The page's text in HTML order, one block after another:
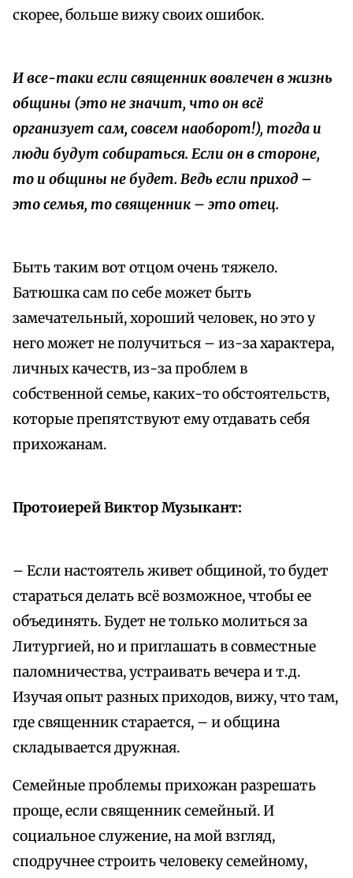
скорее, больше вижу своих ошибок.
И все-таки если священник вовлечен в жизнь
общины (это не значит, что он всё
организует сам, совсем наоборот!), тогда и
люди будут собираться. Если он в стороне,
то и общины не будет. Ведь если приход –
это семья, то священник – это отец.
Быть таким вот отцом очень тяжело.
Батюшка сам по себе может быть
замечательный, хороший человек, но это у
него может не получиться – из-за характера,
личных качеств, из-за проблем в
собственной семье, каких-то обстоятельств,
которые препятствуют ему отдавать себя
прихожанам.
Протоиерей Виктор Музыкант:
– Если настоятель живет общиной, то будет
стараться делать всё возможное, чтобы ее
объединять. Будет не только молиться за
Литургией, но и приглашать в совместные
паломничества, устраивать вечера и т. д.
Изучая опыт разных приходов, вижу, что там,
где священник старается, – и община
складывается дружная.
Семейные проблемы прихожан разрешать
проще, если священник семейный. И
социальное служение, на мой взгляд,
сподручнее строить человеку семейному,